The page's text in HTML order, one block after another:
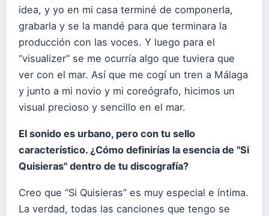
idea, y yo en mi casa terminé de componerla,
grabarla y se la mandé para que terminara la
producción con las voces. Y luego para el
“visualizer” se me ocurría algo que tuviera que
ver con el mar. Así que me cogí un tren a Málaga
y junto a mi novio y mi coreógrafo, hicimos un
visual precioso y sencillo en el mar.
El sonido es urbano, pero con tu sello
característico. ¿Cómo definirías la esencia de "Si
Quisieras" dentro de tu discografía?
Creo que “Si Quisieras” es muy especial e íntima.
La verdad, todas las canciones que tengo se